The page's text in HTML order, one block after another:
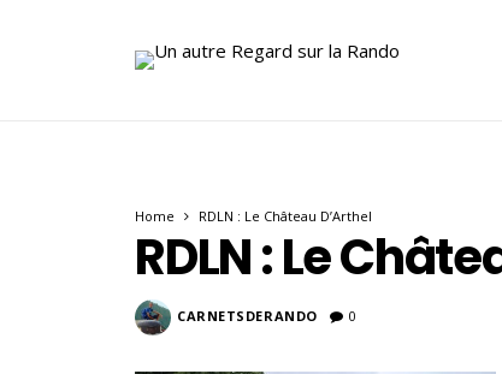
Home RDLN : Le Château D’Arthel
RDLN : Le
CARNETSDERANDO 0